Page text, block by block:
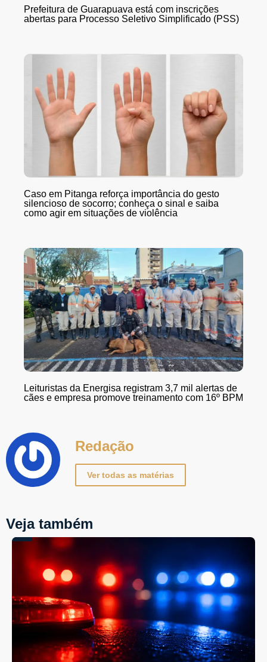
Prefeitura de Guarapuava está com inscrições
abertas para Processo Seletivo Simplificado (PSS)
Caso em Pitanga reforça importância do gesto
silencioso de socorro; conheça o sinal e saiba
como agir em situações de violência
Leituristas da Energisa registram 3,7 mil alertas de
cães e empresa promove treinamento com 16º BPM
Redação
Ver todas as matérias
Veja também